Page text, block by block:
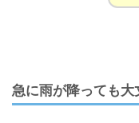
急に雨が降っても大